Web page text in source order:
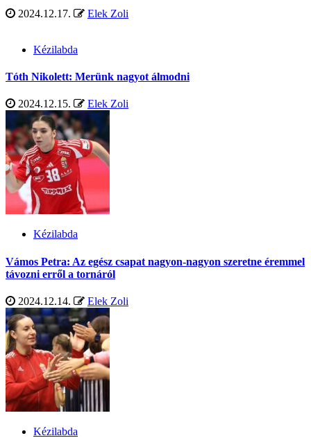
2024.12.17. Elek Zoli
Kézilabda
Tóth Nikolett: Merünk nagyot álmodni
2024.12.15. Elek Zoli
Kézilabda
Vámos Petra: Az egész csapat nagyon-nagyon szeretne éremmel
távozni erről a tornáról
2024.12.14. Elek Zoli
Kézilabda